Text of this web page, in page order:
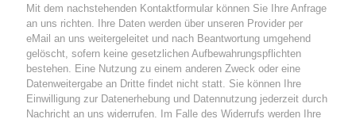
Mit dem nachstehenden Kontaktformular können Sie Ihre Anfrage
an uns richten. Ihre Daten werden über unseren Provider per
eMail an uns weitergeleitet und nach Beantwortung umgehend
gelöscht, sofern keine gesetzlichen Aufbewahrungspflichten
bestehen. Eine Nutzung zu einem anderen Zweck oder eine
Datenweitergabe an Dritte findet nicht statt. Sie können Ihre
Einwilligung zur Datenerhebung und Datennutzung jederzeit durch
Nachricht an uns widerrufen. Im Falle des Widerrufs werden Ihre